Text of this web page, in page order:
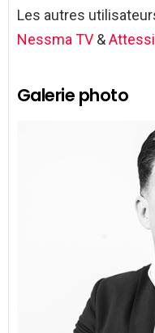
Les autres
Nessma TV &
Galerie photo